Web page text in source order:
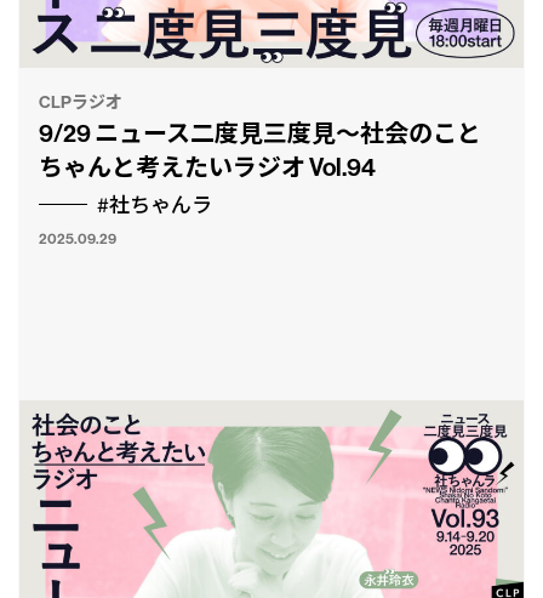
CLPラジオ
9/29 ニュース二度見三度見〜社会のこと
ちゃんと考えたいラジオ Vol.94
#社ちゃんラ
2025.09.29